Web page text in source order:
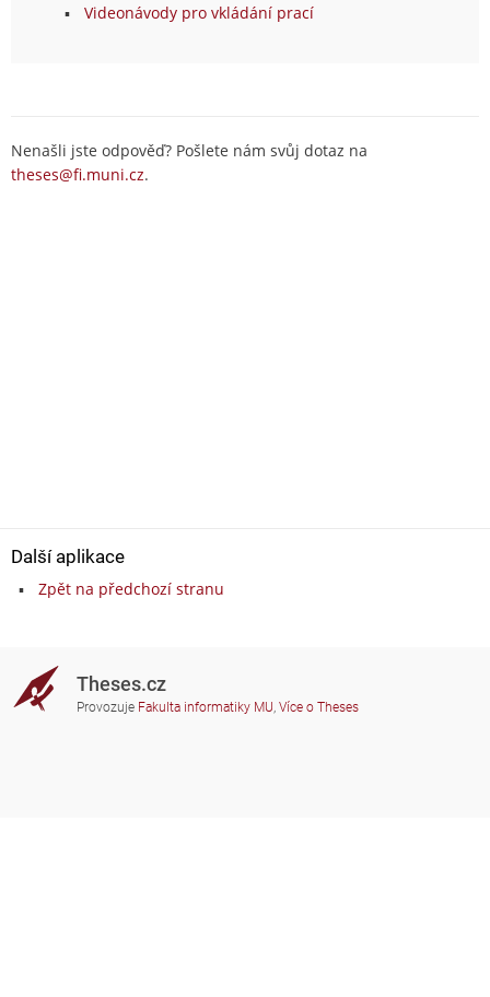
Videonávody pro vkládání prací
Nenašli jste odpověď? Pošlete nám svůj dotaz na
theses@fi.muni.cz.
Další aplikace
Zpět na předchozí stranu
Theses.cz
Provozuje Fakulta informatiky MU, Více o Theses